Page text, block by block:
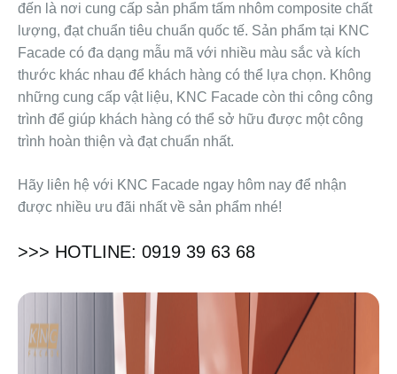
đến là nơi cung cấp sản phẩm tấm nhôm composite chất
lượng, đạt chuẩn tiêu chuẩn quốc tế. Sản phẩm tại KNC
Facade có đa dạng mẫu mã với nhiều màu sắc và kích
thước khác nhau để khách hàng có thể lựa chọn. Không
những cung cấp vật liệu, KNC Facade còn thi công công
trình để giúp khách hàng có thể sở hữu được một công
trình hoàn thiện và đạt chuẩn nhất.
Hãy liên hệ với KNC Facade ngay hôm nay để nhận
được nhiều ưu đãi nhất về sản phẩm nhé!
>>> HOTLINE: 0919 39 63 68